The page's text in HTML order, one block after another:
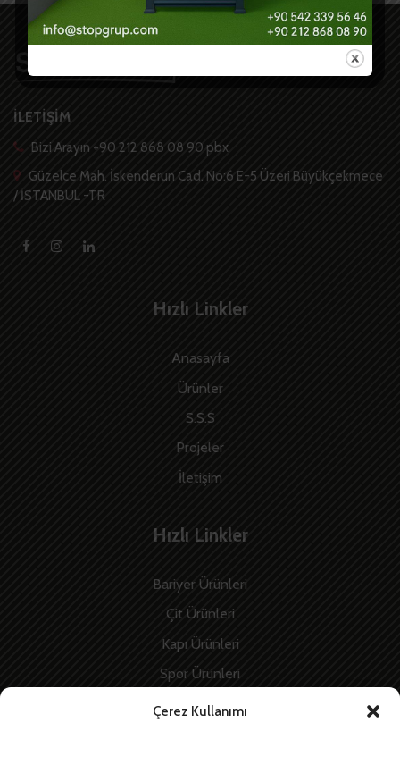
Çerez Kullanımı
İLETİŞİM
Bizi Arayın +90 212 868 08 90 pbx
Güzelce Mah. İskenderun Cad. No:6 E-5 Üzeri Büyükçekmece
/ İSTANBUL -TR
Hızlı Linkler
Anasayfa
Ürünler
S.S.S
Projeler
İletişim
Hızlı Linkler
Bariyer Ürünleri
Çit Ürünleri
Kapı Ürünleri
Spor Ürünleri
İnşaat Ürünleri